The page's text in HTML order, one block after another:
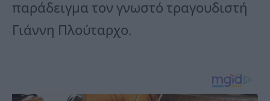
παράδειγμα τον γνωστό τραγουδιστή
Γιάννη Πλούταρχο.